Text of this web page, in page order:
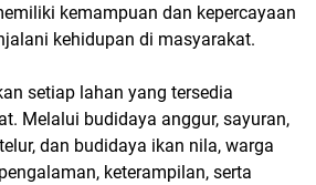
kemampuan dan kepercayaan
kehidupan di masyarakat.
setiap lahan yang tersedia
Melalui budidaya anggur, sayuran,
dan budidaya ikan nila, warga
keterampilan, serta